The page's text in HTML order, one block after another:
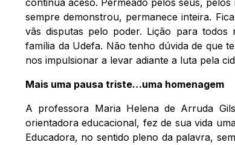
continua aceso. Permeado pelos seus,
sempre demonstrou, permanece inteira.
vãs disputas pelo poder. Lição para
família da Udefa. Não tenho dúvida de que
nos impulsionar a levar adiante a luta pela
Mais uma pausa triste…uma homenagem
A professora Maria Helena de Arruda
orientadora educacional, fez de sua vida
Educadora, no sentido pleno da palavra,